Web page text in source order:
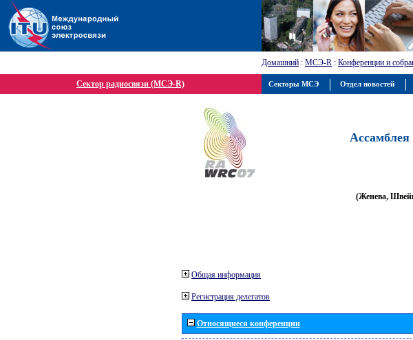
Домашний : МСЭ-R : Конференции и
Сектор радиосвязи (МСЭ-R)
Ассамблея
(Женева,
Общая информация
Регистрация делегатов
Относящиеся конференции
Секторы МСЭ Отдел новостей